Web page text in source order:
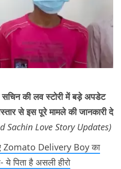
की लव स्टोरी में बड़े अपडेट
से इस पूरे मामले की जानकारी दे
Sachin Love Story Updates)
Zomato Delivery Boy का
ये पिता है असली हीरो